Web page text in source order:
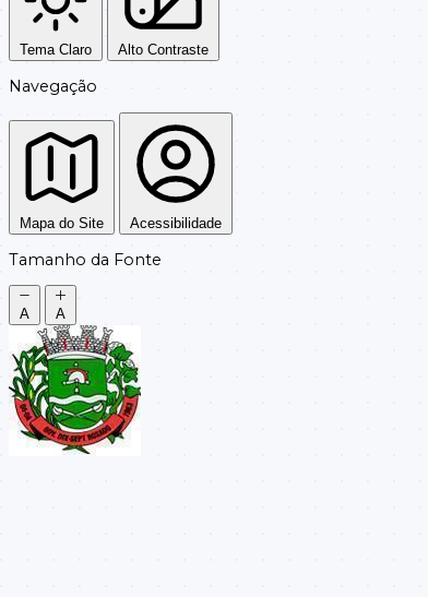
Tema Claro Alto Contraste
Navegação
Mapa do Site Acessibilidade
Tamanho da Fonte
A A